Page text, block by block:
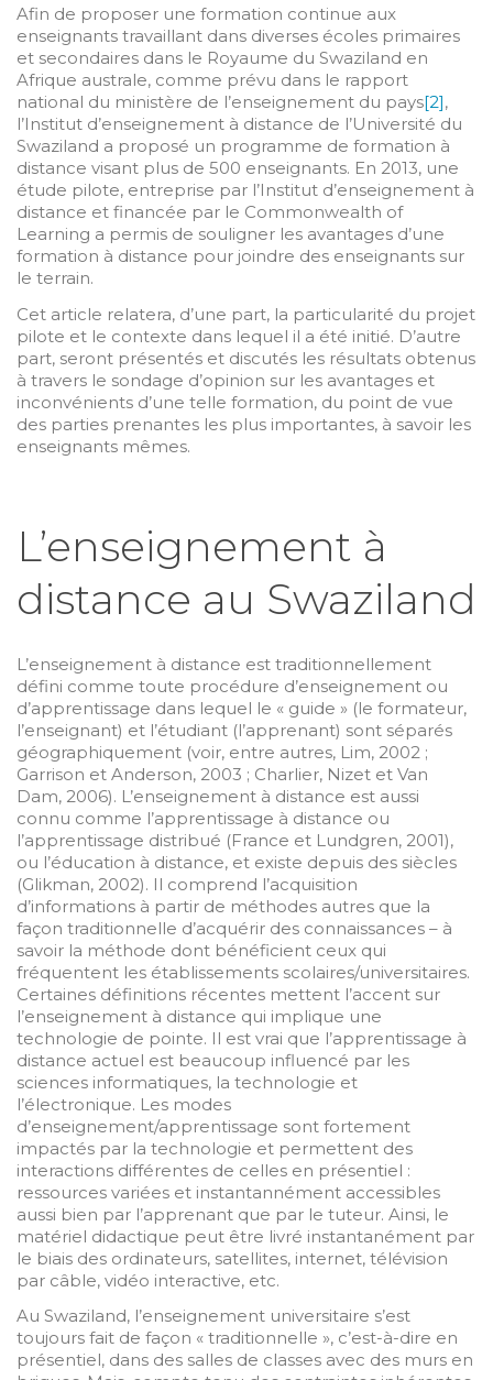
Afin de proposer une formation continue aux
enseignants travaillant dans diverses écoles primaires
et secondaires dans le Royaume du Swaziland en
Afrique australe, comme prévu dans le rapport
national du ministère de l’enseignement du pays[2],
l’Institut d’enseignement à distance de l’Université du
Swaziland a proposé un programme de formation à
distance visant plus de 500 enseignants. En 2013, une
étude pilote, entreprise par l’Institut d’enseignement à
distance et financée par le Commonwealth of
Learning a permis de souligner les avantages d’une
formation à distance pour joindre des enseignants sur
le terrain.
Cet article relatera, d’une part, la particularité du projet
pilote et le contexte dans lequel il a été initié. D’autre
part, seront présentés et discutés les résultats obtenus
à travers le sondage d’opinion sur les avantages et
inconvénients d’une telle formation, du point de vue
des parties prenantes les plus importantes, à savoir les
enseignants mêmes.
L’enseignement à
distance au Swaziland
L’enseignement à distance est traditionnellement
défini comme toute procédure d’enseignement ou
d’apprentissage dans lequel le « guide » (le formateur,
l’enseignant) et l’étudiant (l’apprenant) sont séparés
géographiquement (voir, entre autres, Lim, 2002 ;
Garrison et Anderson, 2003 ; Charlier, Nizet et Van
Dam, 2006). L’enseignement à distance est aussi
connu comme l’apprentissage à distance ou
l’apprentissage distribué (France et Lundgren, 2001),
ou l’éducation à distance, et existe depuis des siècles
(Glikman, 2002). Il comprend l’acquisition
d’informations à partir de méthodes autres que la
façon traditionnelle d’acquérir des connaissances – à
savoir la méthode dont bénéficient ceux qui
fréquentent les établissements scolaires/universitaires.
Certaines définitions récentes mettent l’accent sur
l’enseignement à distance qui implique une
technologie de pointe. Il est vrai que l’apprentissage à
distance actuel est beaucoup influencé par les
sciences informatiques, la technologie et
l’électronique. Les modes
d’enseignement/apprentissage sont fortement
impactés par la technologie et permettent des
interactions différentes de celles en présentiel :
ressources variées et instantannément accessibles
aussi bien par l’apprenant que par le tuteur. Ainsi, le
matériel didactique peut être livré instantanément par
le biais des ordinateurs, satellites, internet, télévision
par câble, vidéo interactive, etc.
Au Swaziland, l’enseignement universitaire s’est
toujours fait de façon « traditionnelle », c’est-à-dire en
présentiel, dans des salles de classes avec des murs en